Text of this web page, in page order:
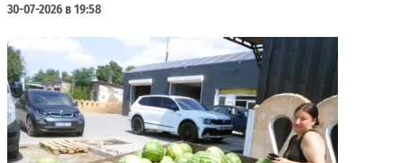
30-07-2026 в 19:58